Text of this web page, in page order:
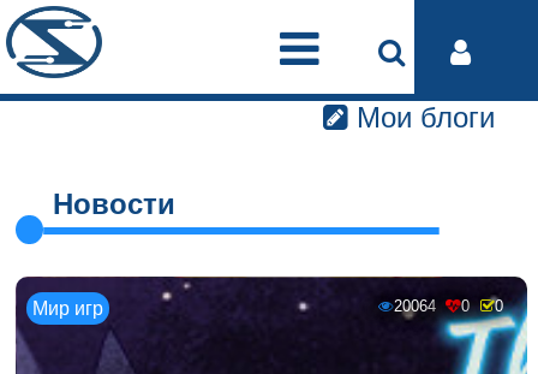
Мои блоги
Новости
Мир игр 20064 0 0